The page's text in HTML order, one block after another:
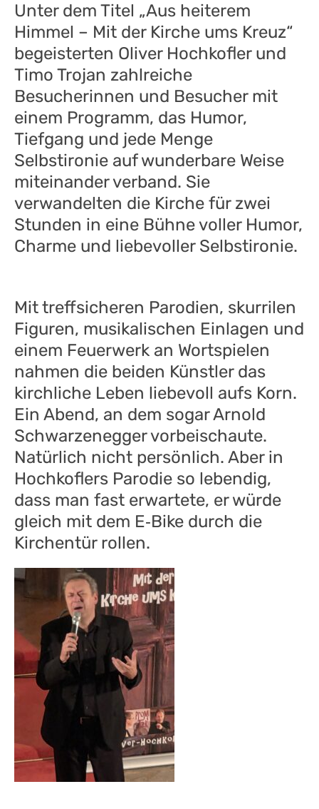
Unter dem Titel „Aus heiterem
Himmel – Mit der Kirche ums Kreuz“
begeisterten Oliver Hochkofler und
Timo Trojan zahlreiche
Besucherinnen und Besucher mit
einem Programm, das Humor,
Tiefgang und jede Menge
Selbstironie auf wunderbare Weise
miteinander verband. Sie
verwandelten die Kirche für zwei
Stunden in eine Bühne voller Humor,
Charme und liebevoller Selbstironie.
Mit treffsicheren Parodien, skurrilen
Figuren, musikalischen Einlagen und
einem Feuerwerk an Wortspielen
nahmen die beiden Künstler das
kirchliche Leben liebevoll aufs Korn.
Ein Abend, an dem sogar Arnold
Schwarzenegger vorbeischaute.
Natürlich nicht persönlich. Aber in
Hochkoflers Parodie so lebendig,
dass man fast erwartete, er würde
gleich mit dem E‑Bike durch die
Kirchentür rollen.